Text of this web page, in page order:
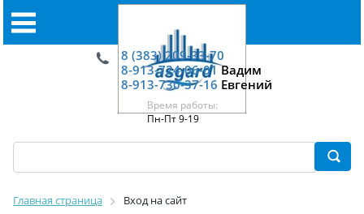
8 (383) 209-33-70
8-913-724-06-01Вадим
8-913-730-37-16 Евгений
Время работы:
Пн-Пт 9-19
Главная страница Вход на сайт